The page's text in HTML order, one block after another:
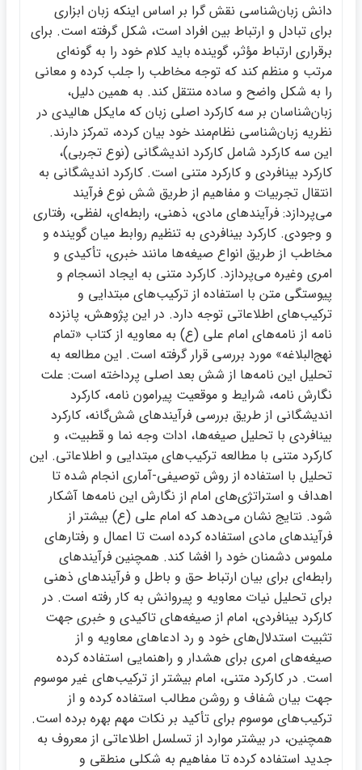
دانش زبان‌شناسي نقش گرا بر اساس اينكه زبان ابزاري
براي تبادل و ارتباط بين افراد است، شكل گرفته است. براي
برقراري ارتباط مؤثر، گوينده بايد كلام خود را به گونه‌اي
مرتب و منظم كند كه توجه مخاطب را جلب كرده و معاني
را به شكل واضح و ساده منتقل كند. به همين دليل،
زبان‌شناسان بر سه كاركرد اصلي زبان كه مايكل هاليدي در
نظريه زبان‌شناسي نظام‌مند خود بيان كرده، تمركز دارند.
اين سه كاركرد شامل كاركرد انديشگاني (نوع تجربي)،
كاركرد بينافردي و كاركرد متني است. كاركرد انديشگاني به
انتقال تجربيات و مفاهيم از طريق شش نوع فرآيند
مي‌پردازد: فرآيندهاي مادي، ذهني، رابطه‌اي، لفظي، رفتاري
و وجودي. كاركرد بينافردي به تنظيم روابط ميان گوينده و
مخاطب از طريق انواع صيغه‌ها مانند خبري، تأكيدي و
امري وغيره مي‌پردازد. كاركرد متني به ايجاد انسجام و
پيوستگي متن با استفاده از تركيب‌هاي مبتدايي و
تركيب‌هاي اطلاعاتي توجه دارد. در اين پژوهش، پانزده
نامه از نامه‌هاي امام علي (ع) به معاويه از كتاب «تمام
نهج‌البلاغه» مورد بررسي قرار گرفته است. اين مطالعه به
تحليل اين نامه‌ها از شش بعد اصلي پرداخته است: علت
نگارش نامه، شرايط و موقعيت پيرامون نامه، كاركرد
انديشگاني از طريق بررسي فرآيندهاي شش‌گانه، كاركرد
بينافردي با تحليل صيغه‌ها، ادات وجه نما و قطبيت، و
كاركرد متني با مطالعه تركيب‌هاي مبتدايي و اطلاعاتي. اين
تحليل با استفاده از روش توصيفي-آماري انجام شده تا
اهداف و استراتژي‌هاي امام از نگارش اين نامه‌ها آشكار
شود. نتايج نشان مي‌دهد كه امام علي (ع) بيشتر از
فرآيندهاي مادي استفاده كرده است تا اعمال و رفتارهاي
ملموس دشمنان خود را افشا كند. همچنين فرآيندهاي
رابطه‌اي براي بيان ارتباط حق و باطل و فرآيندهاي ذهني
براي تحليل نيات معاويه و پيروانش به كار رفته است. در
كاركرد بينافردي، امام از صيغه‌هاي تاكيدي و خبري جهت
تثبيت استدلال‌هاي خود و رد ادعاهاي معاويه و از
صيغه‌هاي امري براي هشدار و راهنمايي استفاده كرده
است. در كاركرد متني، امام بيشتر از تركيب‌هاي غير موسوم
جهت بيان شفاف و روشن مطالب استفاده كرده و از
تركيب‌هاي موسوم براي تأكيد بر نكات مهم بهره برده است.
همچنين، در بيشتر موارد از تسلسل اطلاعاتي از معروف به
جديد استفاده كرده تا مفاهيم به شكلي منطقي و